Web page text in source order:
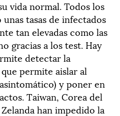
vida normal. Todos los
tasas de infectados
tan elevadas como las
gracias a los test. Hay
detectar la
permite aislar al
y poner en
Taiwan, Corea del
han impedido la